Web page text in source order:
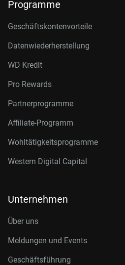
Programme
Geschäftskontenvorteile
Datenwiederherstellung
WD Kredit
Pro Rewards
Partnerprogramme
Affiliate-Programm
Wohltätigkeitsprogramme
Western Digital Capital
Unternehmen
Über uns
Meldungen und Events
Geschäftsführung